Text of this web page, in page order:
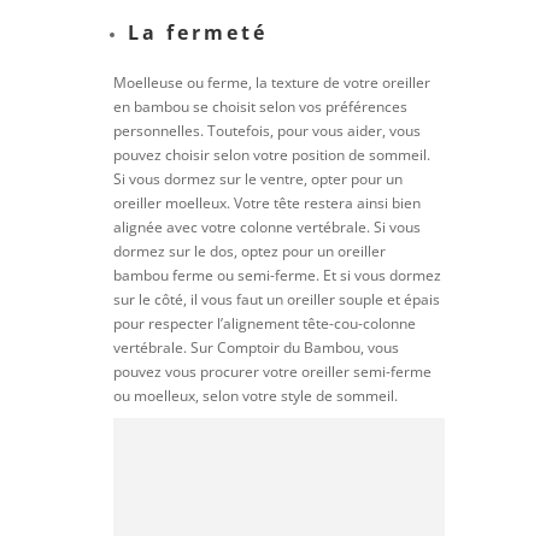
La fermeté
Moelleuse ou ferme, la texture de votre oreiller
en bambou se choisit selon vos préférences
personnelles. Toutefois, pour vous aider, vous
pouvez choisir selon votre position de sommeil.
Si vous dormez sur le ventre, opter pour un
oreiller moelleux. Votre tête restera ainsi bien
alignée avec votre colonne vertébrale. Si vous
dormez sur le dos, optez pour un oreiller
bambou ferme ou semi-ferme. Et si vous dormez
sur le côté, il vous faut un oreiller souple et épais
pour respecter l’alignement tête-cou-colonne
vertébrale. Sur Comptoir du Bambou, vous
pouvez vous procurer votre oreiller semi-ferme
ou moelleux, selon votre style de sommeil.